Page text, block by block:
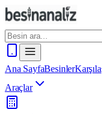
Ana SayfaBesinler
Araçlar